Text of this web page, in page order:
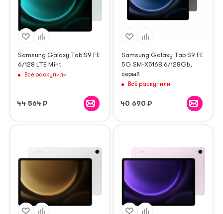
Samsung Galaxy Tab S9 FE
6/128 LTE Mint
Всё раскупили
44 564₽
Samsung Galaxy Tab S9 FE
5G SM-X516B 6/128Gb,
серый
Всё раскупили
40 690 ₽